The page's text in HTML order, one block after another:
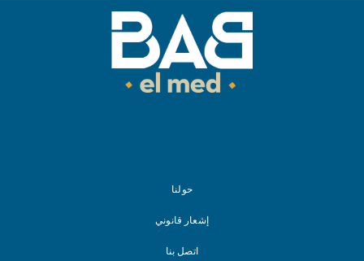
حولنا
إشعار قانوني
اتصل بنا